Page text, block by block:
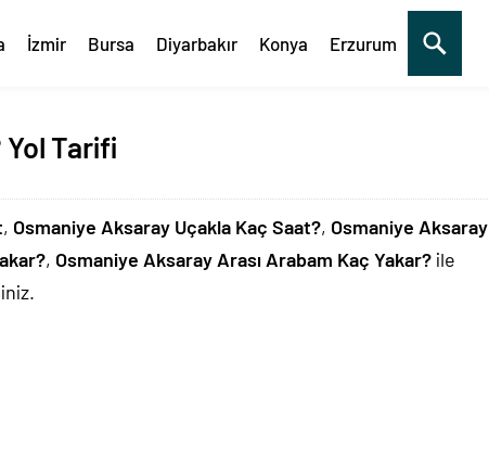
İzmir Bursa Diyarbakır Konya Erzurum
Yol Tarifi
, Osmaniye Aksaray Uçakla Kaç Saat?, Osmaniye Aksaray
, Osmaniye Aksaray Arası Arabam Kaç Yakar? ile